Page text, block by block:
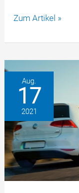
Aktuelles
EA288
immer
mehr
Gerichte
verurteilen
VW
Zum Artikel »
Aug.
17
2021